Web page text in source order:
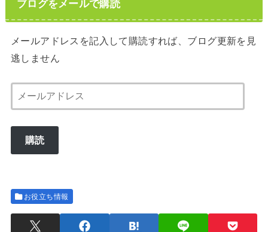
ブログをメールで購読
メールアドレスを記入して購読すれば、ブログ更新を見
逃しません
ー
ル
ス
購読
お役立ち情報